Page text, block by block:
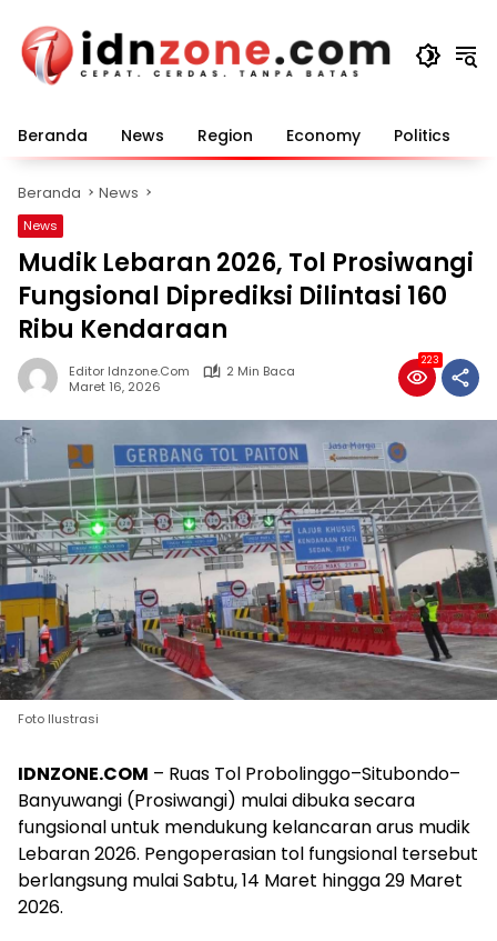
konten
Beranda News Region Economy Politics
Beranda News
News
Mudik Lebaran 2026, Tol Prosiwangi
Fungsional Diprediksi Dilintasi 160
Ribu Kendaraan
Editor Idnzone.com
2 Min Baca
Maret 16, 2026
223
Foto Ilustrasi
IDNZONE.COM – Ruas Tol Probolinggo–Situbondo–
Banyuwangi (Prosiwangi) mulai dibuka secara
fungsional untuk mendukung kelancaran arus mudik
Lebaran 2026. Pengoperasian tol fungsional tersebut
berlangsung mulai Sabtu, 14 Maret hingga 29 Maret
2026.